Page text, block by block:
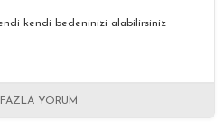
kendi bedeninizi alabilirsiniz
YORUM